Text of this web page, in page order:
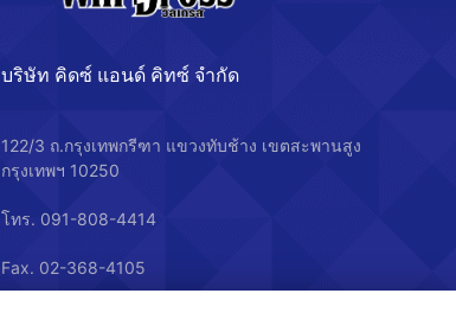
บริษัท คิดซ์ แอนด์ คิทซ์ จำกัด
122/3 ถ.กรุงเทพกรีฑา แขวงทับช้าง เขตสะพานสูง
กรุงเทพฯ 10250
โทร. 091-808-4414
Fax. 02-368-4105